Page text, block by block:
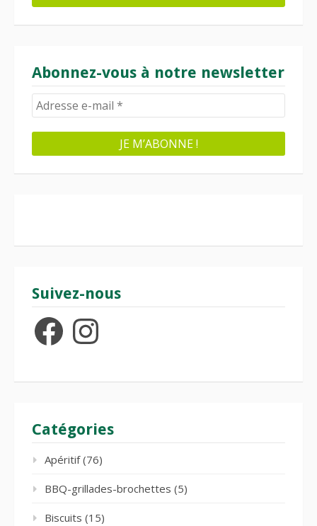
Abonnez-vous à notre newsletter
Suivez-nous
FacebookInstagram
Catégories
Apéritif(76)
BBQ-grillades-brochettes (5)
Biscuits (15)